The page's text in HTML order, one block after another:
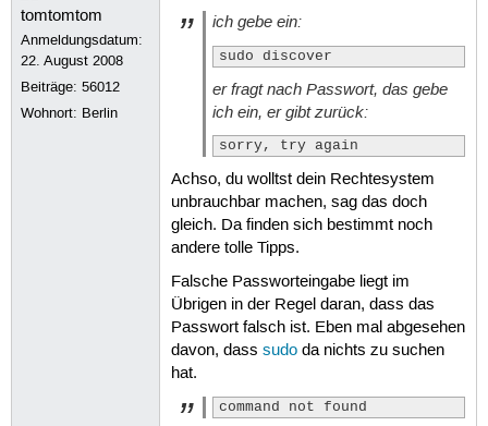
Anmeldungsdatum:
22. August 2008
Beiträge:56012
Wohnort: Berlin
ich gebe ein:
sudo discover
er fragt nach Passwort, das gebe
ich ein, er gibt zurück:
sorry, try again
Achso, du wolltst dein Rechtesystem
unbrauchbar machen, sag das doch
gleich. Da finden sich bestimmt noch
andere tolle Tipps.
Falsche Passworteingabe liegt im
Übrigen in der Regel daran, dass das
Passwort falsch ist. Eben mal abgesehen
davon, dass sudoda nichts zu suchen
hat.
command not found